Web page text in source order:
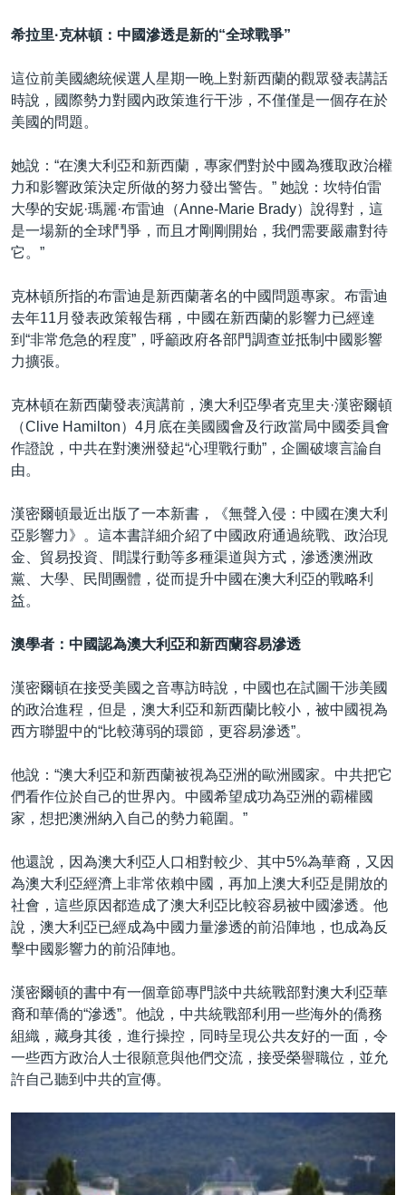
希拉里·克林頓：中國滲透是新的“全球戰爭”
這位前美國總統候選人星期一晚上對新西蘭的觀眾發表講話
時說，國際勢力對國內政策進行干涉，不僅僅是一個存在於
美國的問題。
她說：“在澳大利亞和新西蘭，專家們對於中國為獲取政治權
力和影響政策決定所做的努力發出警告。” 她說：坎特伯雷
大學的安妮·瑪麗·布雷迪（Anne-Marie Brady）說得對，這
是一場新的全球鬥爭，而且才剛剛開始，我們需要嚴肅對待
它。”
克林頓所指的布雷迪是新西蘭著名的中國問題專家。布雷迪
去年11月發表政策報告稱，中國在新西蘭的影響力已經達
到“非常危急的程度”，呼籲政府各部門調查並抵制中國影響
力擴張。
克林頓在新西蘭發表演講前，澳大利亞學者克里夫·漢密爾頓
（Clive Hamilton）4月底在美國國會及行政當局中國委員會
作證說，中共在對澳洲發起“心理戰行動”，企圖破壞言論自
由。
漢密爾頓最近出版了一本新書，《無聲入侵：中國在澳大利
亞影響力》。這本書詳細介紹了中國政府通過統戰、政治現
金、貿易投資、間諜行動等多種渠道與方式，滲透澳洲政
黨、大學、民間團體，從而提升中國在澳大利亞的戰略利
益。
澳學者：中國認為澳大利亞和新西蘭容易滲透
漢密爾頓在接受美國之音專訪時說，中國也在試圖干涉美國
的政治進程，但是，澳大利亞和新西蘭比較小，被中國視為
西方聯盟中的“比較薄弱的環節，更容易滲透”。
他說：“澳大利亞和新西蘭被視為亞洲的歐洲國家。中共把它
們看作位於自己的世界內。中國希望成功為亞洲的霸權國
家，想把澳洲納入自己的勢力範圍。”
他還說，因為澳大利亞人口相對較少、其中5%為華裔，又因
為澳大利亞經濟上非常依賴中國，再加上澳大利亞是開放的
社會，這些原因都造成了澳大利亞比較容易被中國滲透。他
說，澳大利亞已經成為中國力量滲透的前沿陣地，也成為反
擊中國影響力的前沿陣地。
漢密爾頓的書中有一個章節專門談中共統戰部對澳大利亞華
裔和華僑的“滲透”。他說，中共統戰部利用一些海外的僑務
組織，藏身其後，進行操控，同時呈現公共友好的一面，令
一些西方政治人士很願意與他們交流，接受榮譽職位，並允
許自己聽到中共的宣傳。